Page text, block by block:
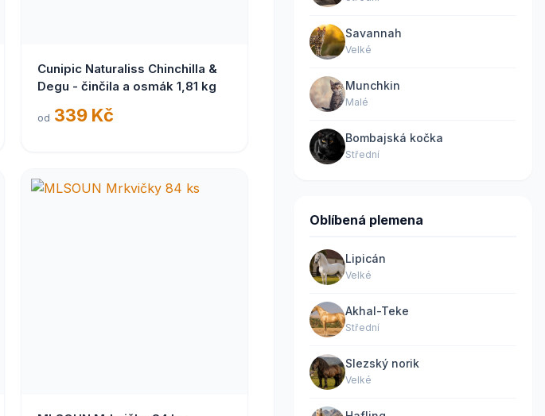
Cunipic Naturaliss Chinchilla &
Degu - činčila a osmák 1,81 kg
od 339 Kč
Savannah
Velké
Munchkin
Malé
Bombajská kočka
Střední
Oblíbená plemena
Lipicán
Velké
Akhal-Teke
Střední
Slezský norik
Velké